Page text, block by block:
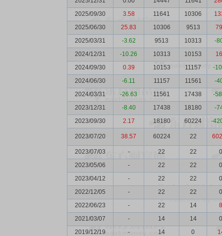
2025/09/30
3.58 11641 10306
2025/06/30
25.83 10306 9513
2025/03/31
-3.62 9513 10313
-
2024/12/31
-10.26 10313 10153
2024/09/30
0.39 10153 11157
-
2024/06/30
-6.11 11157 11561
-
2024/03/31
-26.63 11561 17438
-
2023/12/31
-8.40 17438 18180
-
2023/09/30
2.17 18180 60224 -
2023/07/20 38.57 60224 22
2023/07/03 - 22 22
0
2023/05/06
- 22 22
0
2023/04/12
- 22 22
0
2022/12/05
- 22 22
0
2022/06/23
- 22 14
8
2021/03/07
- 14 14
0
2019/12/19
- 14 0